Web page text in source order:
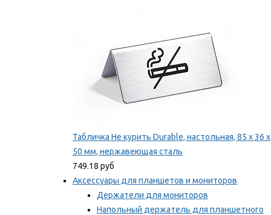
Табличка Не курить Durable, настольная, 85 x 36 x
50 мм, нержавеющая сталь
749.18 руб
Аксессуары для планшетов и мониторов
Держатели для мониторов
Напольный держатель для планшетного